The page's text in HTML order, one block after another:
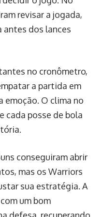
revisar a jogada,
dos lances
no cronômetro,
a partida em
emoção. O clima no
cada posse de bola
conseguiram abrir
mas os Warriors
sua estratégia. A
um bom